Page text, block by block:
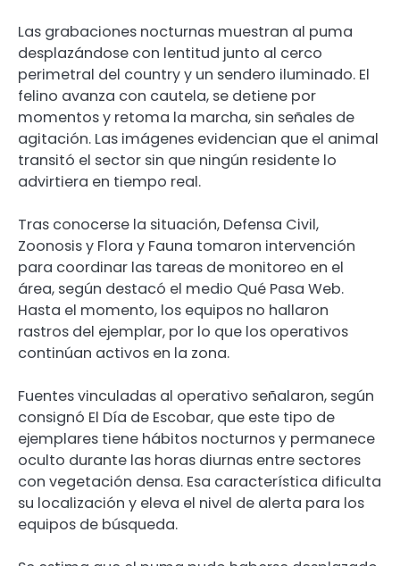
Las grabaciones nocturnas muestran al puma
desplazándose con lentitud junto al cerco
perimetral del country y un sendero iluminado. El
felino avanza con cautela, se detiene por
momentos y retoma la marcha, sin señales de
agitación. Las imágenes evidencian que el animal
transitó el sector sin que ningún residente lo
advirtiera en tiempo real.
Tras conocerse la situación, Defensa Civil,
Zoonosis y Flora y Fauna tomaron intervención
para coordinar las tareas de monitoreo en el
área, según destacó el medio Qué Pasa Web.
Hasta el momento, los equipos no hallaron
rastros del ejemplar, por lo que los operativos
continúan activos en la zona.
Fuentes vinculadas al operativo señalaron, según
consignó El Día de Escobar, que este tipo de
ejemplares tiene hábitos nocturnos y permanece
oculto durante las horas diurnas entre sectores
con vegetación densa. Esa característica dificulta
su localización y eleva el nivel de alerta para los
equipos de búsqueda.